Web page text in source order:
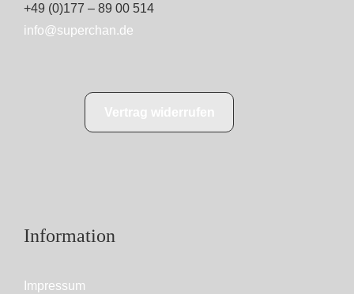
+49 (0)177 – 89 00 514
info@superchan.de
Information
Impressum